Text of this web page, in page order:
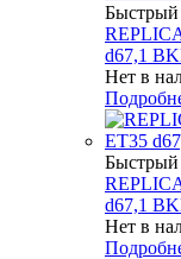
Быстрый
d67,1
Нет в
Быстрый
d67,1
Нет в